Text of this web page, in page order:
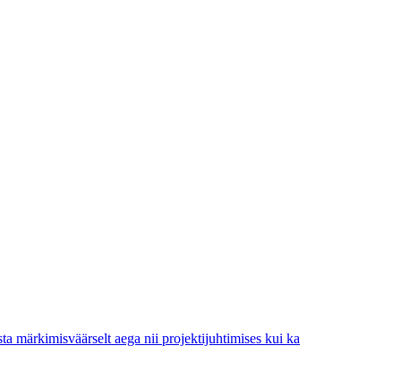
märkimisväärselt aega nii projektijuhtimises kui ka